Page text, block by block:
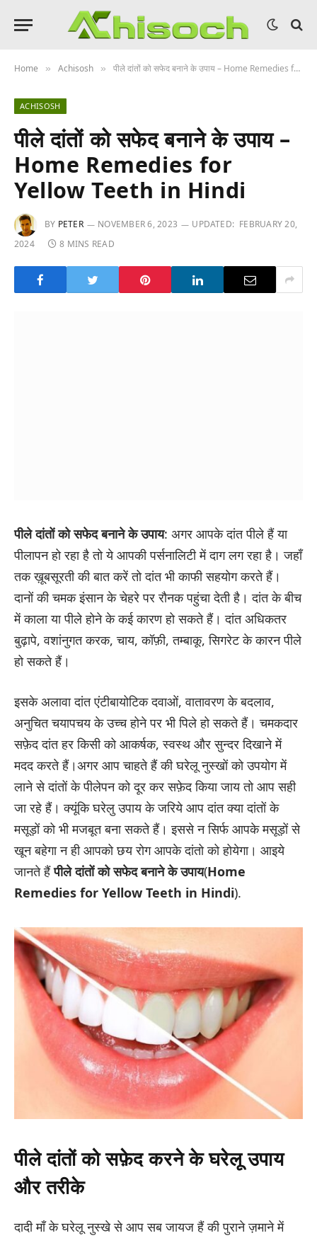
Home » Achisosh » पीले दांतों को सफेद बनाने के उपाय – Home Remedies for Yellow Teeth in Hindi
ACHISOSH
पीले दांतों को सफेद बनाने के उपाय –
Home Remedies for
Yellow Teeth in Hindi
BY PETER NOVEMBER 6, 2023 UPDATED: FEBRUARY 20,
2024
8 MINS READ
पीले दांतों को सफेद बनाने के उपाय: अगर आपके दांत पीले हैं या
पीलापन हो रहा है तो ये आपकी पर्सनालिटी में दाग लग रहा है। जहाँ
तक ख़ूबसूरती की बात करें तो दांत भी काफी सहयोग करते हैं।
दानों की चमक इंसान के चेहरे पर रौनक पहुंचा देती है। दांत के बीच
में काला या पीले होने के कई कारण हो सकते हैं। दांत अधिकतर
बुढ़ापे, वशांनुगत करक, चाय, कॉफ़ी, तम्बाकू, सिगरेट के कारन पीले
हो सकते हैं।
इसके अलावा दांत एंटीबायोटिक दवाओं, वातावरण के बदलाव,
अनुचित चयापचय के उच्च होने पर भी पिले हो सकते हैं। चमकदार
सफ़ेद दांत हर किसी को आकर्षक, स्वस्थ और सुन्दर दिखाने में
मदद करते हैं।अगर आप चाहते हैं की घरेलू नुस्खों को उपयोग में
लाने से दांतों के पीलेपन को दूर कर सफ़ेद किया जाय तो आप सही
जा रहे हैं। क्यूंकि घरेलु उपाय के जरिये आप दांत क्या दांतों के
मसूड़ों को भी मजबूत बना सकते हैं। इससे न सिर्फ आपके मसूड़ों से
खून बहेगा न ही आपको छय रोग आपके दांतो को होयेगा। आइये
जानते हैंपीले दांतों को सफेद बनाने के उपाय(Home
Remedies for Yellow Teeth in Hindi).
पीले दांतों को सफ़ेद करने के घरेलू उपाय
और तरीके
दादी माँ के घरेलू नुस्खे से आप सब जायज हैं की पुराने ज़माने में